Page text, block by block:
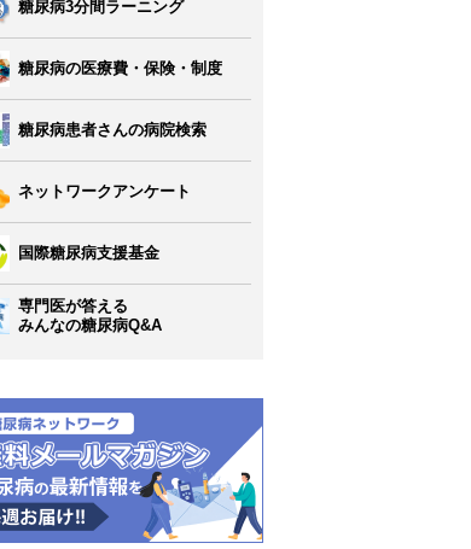
糖尿病3分間ラーニング
糖尿病の医療費・保険・制度
糖尿病患者さんの病院検索
ネットワークアンケート
国際糖尿病支援基金
専門医が答える
みんなの糖尿病Q&A